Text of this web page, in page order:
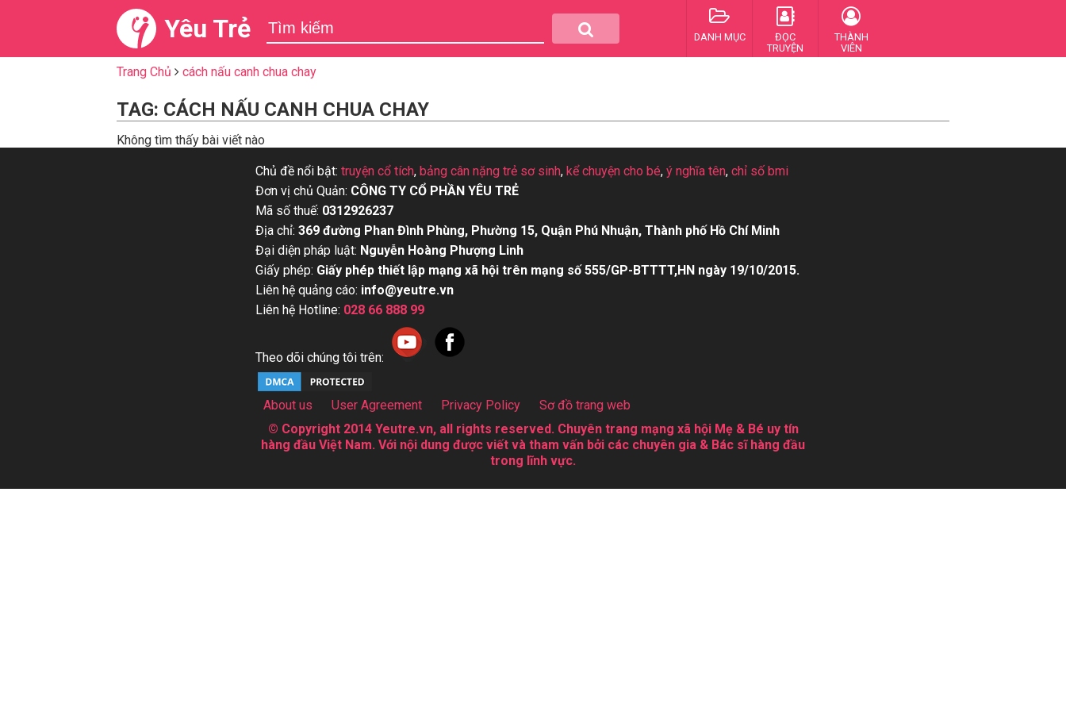
Yêu Trẻ DANH MỤC
ĐỌC
TRUYỆN
THÀNH
VIÊN
Trang Chủ cách nấu canh chua chay
TAG: CÁCH NẤU CANH CHUA CHAY
Không tìm thấy bài viết nào
Chủ đề nổi bật: truyện cổ tích, bảng cân nặng trẻ sơ sinh, kể chuyện cho bé, ý nghĩa tên, chỉ số bmi
Đơn vị chủ Quản: CÔNG TY CỔ PHẦN YÊU TRẺ
Mã số thuế: 0312926237
Địa chỉ: 369 đường Phan Đình Phùng, Phường 15, Quận Phú Nhuận, Thành phố Hồ Chí Minh
Đại diện pháp luật: Nguyễn Hoàng Phượng Linh
Giấy phép: Giấy phép thiết lập mạng xã hội trên mạng số 555/GP-BTTTT,HN ngày 19/10/2015.
Liên hệ quảng cáo: info@yeutre.vn
Liên hệ Hotline: 028 66 888 99
Theo dõi chúng tôi trên:
About us User Agreement Privacy Policy
Sơ đồ trang web
© Copyright 2014 Yeutre.vn, all rights reserved. Chuyên trang mạng xã hội Mẹ & Bé uy tín
hàng đầu Việt Nam. Với nội dung được viết và tham vấn bởi các chuyên gia & Bác sĩ hàng đầu
trong lĩnh vực.